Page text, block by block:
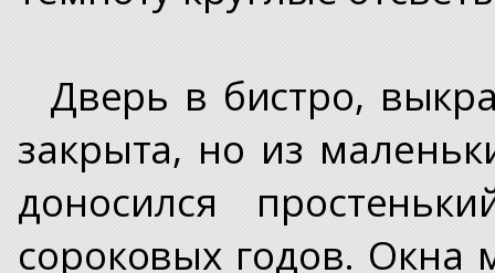
Дверь в бистро,
закрыта, но из
доносился
сороковых годов. Окна